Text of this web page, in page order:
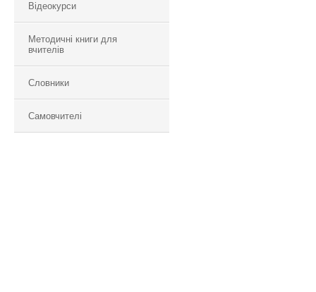
Відеокурси
Методичні книги для
вчителів
Словники
Самовчителі